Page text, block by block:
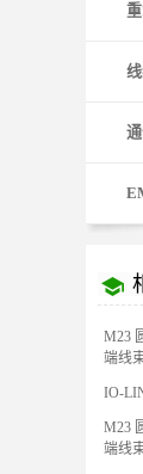
M23
端线
IO-
M23
端线